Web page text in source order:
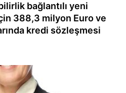
bağlantılı yeni
388,3 milyon Euro ve
kredi sözleşmesi